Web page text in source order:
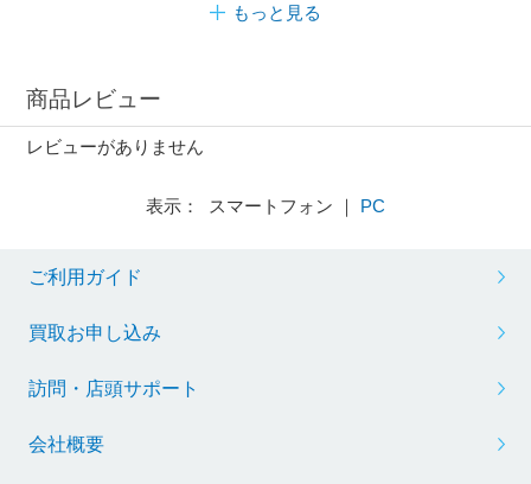
もっと見る
商品レビュー
レビューがありません
表示： スマートフォン ｜ PC
ご利用ガイド
買取お申し込み
訪問・店頭サポート
会社概要